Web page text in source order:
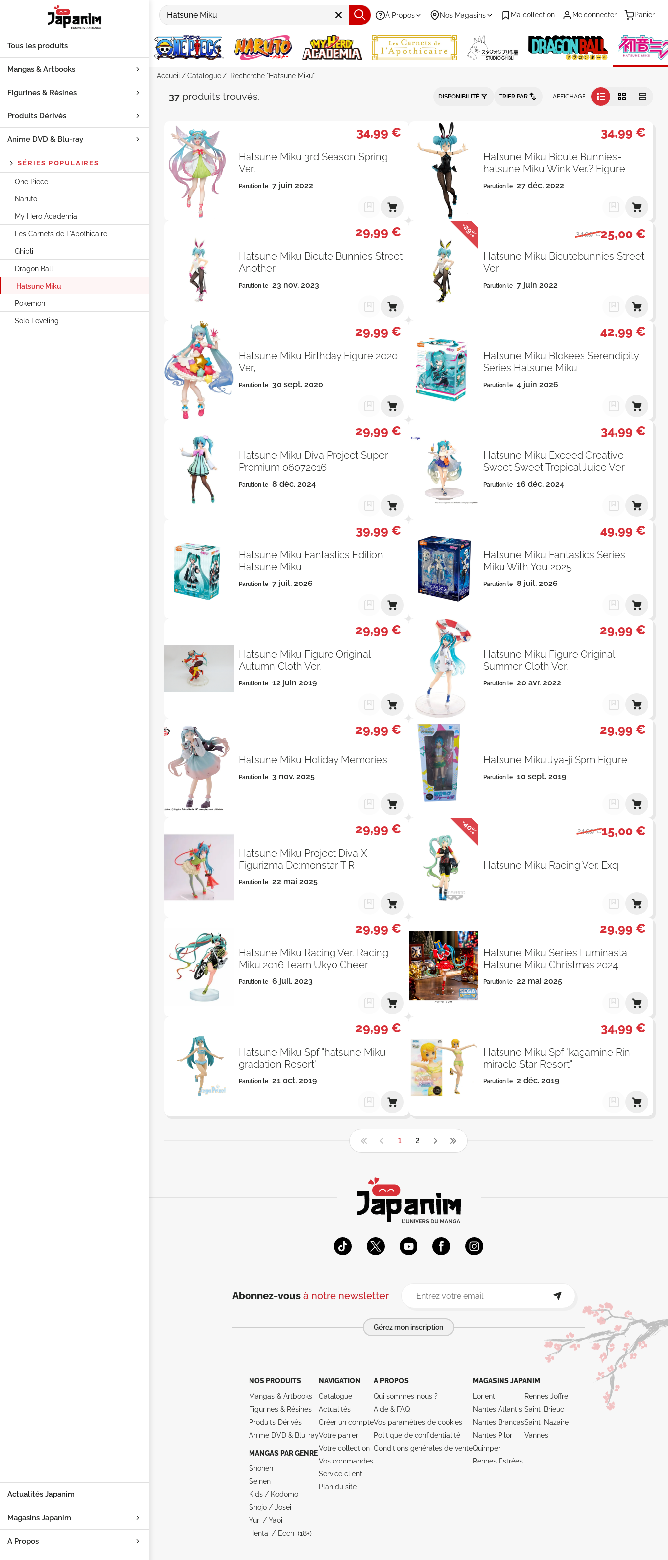
À Propos Nos Magasins Ma collection Me connecter Panier
Tous les produits
Mangas & Artbooks
Figurines & Résines
Produits Dérivés
Anime DVD & Blu‑ray
SÉRIES POPULAIRES
One Piece
Naruto
My Hero Academia
Les Carnets de L'Apothicaire
Ghibli
Dragon Ball
Hatsune Miku
Pokemon
Solo Leveling
Actualités Japanim
Magasins Japanim
A Propos
Accueil Catalogue Recherche "Hatsune Miku"
Recherche "Hatsune Miku" - Par Ordre Alphabétique - Catalogue produits
37 produits trouvés. DISPONIBILITÉ TRIER PAR AFFICHAGE
34,99 €
Hatsune Miku 3rd Season Spring
Ver.
Parution le 7 juin 2022
34,99 €
Hatsune Miku Bicute Bunnies-
hatsune Miku Wink Ver.? Figure
Parution le 27 déc. 2022
29,99 €
Hatsune Miku Bicute Bunnies Street
Another
Parution le 23 nov. 2023
34,99 €25,00 €
Hatsune Miku Bicutebunnies Street
Ver
Parution le 7 juin 2022
-29%
29,99 €
Hatsune Miku Birthday Figure 2020
Ver,
Parution le 30 sept. 2020
42,99 €
Hatsune Miku Blokees Serendipity
Series Hatsune Miku
Parution le 4 juin 2026
29,99 €
Hatsune Miku Diva Project Super
Premium 06072016
Parution le 8 déc. 2024
34,99 €
Hatsune Miku Exceed Creative
Sweet Sweet Tropical Juice Ver
Parution le 16 déc. 2024
39,99 €
Hatsune Miku Fantastics Edition
Hatsune Miku
Parution le 7 juil. 2026
49,99 €
Hatsune Miku Fantastics Series
Miku With You 2025
Parution le 8 juil. 2026
29,99 €
Hatsune Miku Figure Original
Autumn Cloth Ver.
Parution le 12 juin 2019
29,99 €
Hatsune Miku Figure Original
Summer Cloth Ver.
Parution le 20 avr. 2022
29,99 €
Hatsune Miku Holiday Memories
Parution le 3 nov. 2025
29,99 €
Hatsune Miku Jya-ji Spm Figure
Parution le 10 sept. 2019
29,99 €
Hatsune Miku Project Diva X
Figurizma De:monstar T R
Parution le 22 mai 2025
24,99 €15,00 €
Hatsune Miku Racing Ver. Exq
-40%
29,99 €
Hatsune Miku Racing Ver. Racing
Miku 2016 Team Ukyo Cheer
Parution le 6 juil. 2023
29,99 €
Hatsune Miku Series Luminasta
Hatsune Miku Christmas 2024
Parution le 22 mai 2025
29,99 €
Hatsune Miku Spf "hatsune Miku-
gradation Resort"
Parution le 21 oct. 2019
34,99 €
Hatsune Miku Spf "kagamine Rin-
miracle Star Resort"
Parution le 2 déc. 2019
1 2
Abonnez-vous à notre newsletter
Gérez mon inscription
NOS PRODUITS
Mangas & Artbooks
Figurines & Résines
Produits Dérivés
Anime DVD & Blu‑ray
MANGAS PAR GENRE
Shonen
Seinen
Kids / Kodomo
Shojo / Josei
Yuri / Yaoi
Hentai / Ecchi (18+)
NAVIGATION
Catalogue
Actualités
Créer un compte
Votre panier
Votre collection
Vos commandes
Service client
Plan du site
A PROPOS
Qui sommes-nous ?
Aide & FAQ
Vos paramètres de cookies
Politique de confidentialité
Conditions générales de vente
MAGASINS JAPANIM
Lorient
Nantes Atlantis
Nantes Brancas
Nantes Pilori
Quimper
Rennes Estrées
Rennes Joffre
Saint-Brieuc
Saint-Nazaire
Vannes